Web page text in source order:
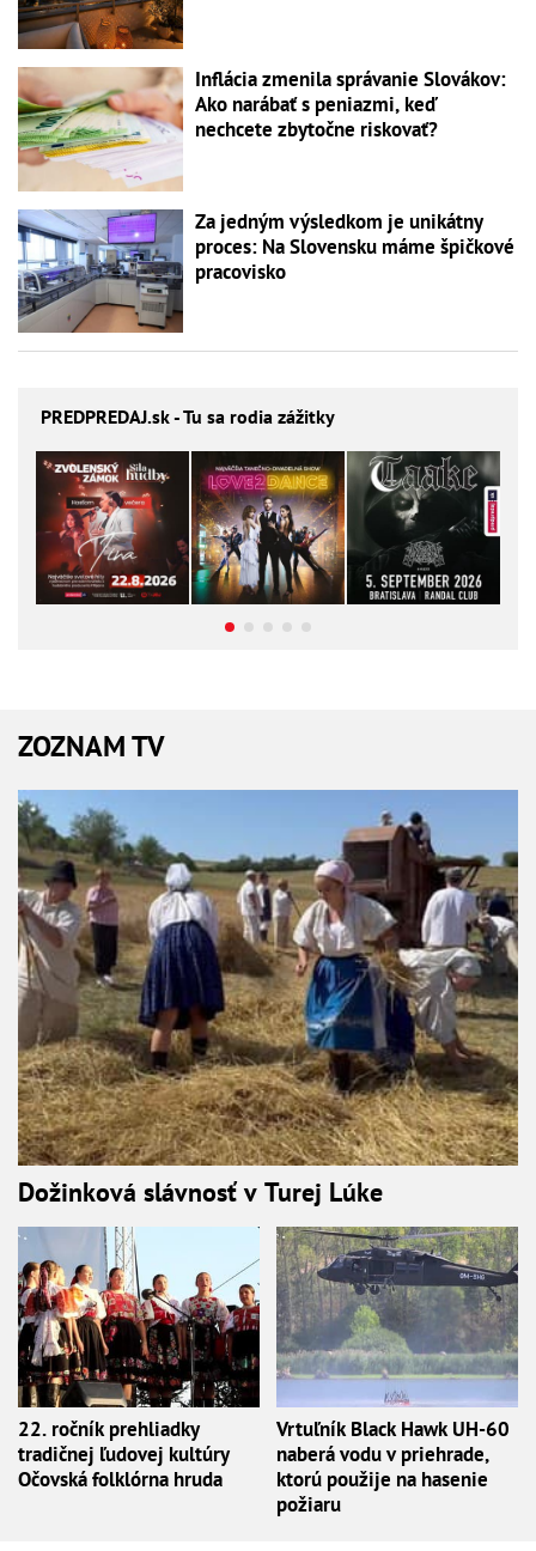
Inflácia zmenila správanie Slovákov:
Ako narábať s peniazmi, keď
nechcete zbytočne riskovať?
Za jedným výsledkom je unikátny
proces: Na Slovensku máme špičkové
pracovisko
PREDPREDAJ.sk - Tu sa rodia zážitky
ZOZNAM TV
Dožinková slávnosť v Turej Lúke
22. ročník prehliadky
tradičnej ľudovej kultúry
Očovská folklórna hruda
Vrtuľník Black Hawk UH-60
naberá vodu v priehrade,
ktorú použije na hasenie
požiaru